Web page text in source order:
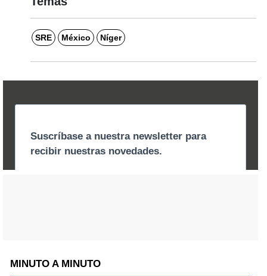
SRE México Níger
MINUTO A MINUTO